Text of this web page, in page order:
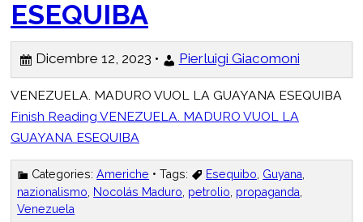
ESEQUIBA
Dicembre 12, 2023 • Pierluigi Giacomoni
VENEZUELA. MADURO VUOL LA GUAYANA ESEQUIBA
Finish Reading VENEZUELA. MADURO VUOL LA
GUAYANA ESEQUIBA
Categories:Americhe • Tags: Esequibo Guyana
nazionalismo
Nocolás Maduro petrolio propaganda
Venezuela